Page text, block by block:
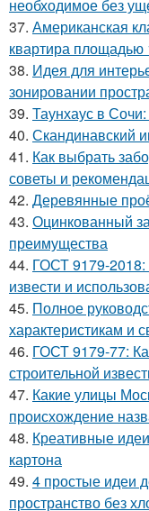
необходимое без
37. Американская
квартира площадью
38. Идея для
зонировании
39. Таунхаус в
40. Скандинавский
41. Как выбрать
советы и
42. Деревянные
43. Оцинкованный
преимущества
44. ГОСТ 9179-2018:
извести и
45. Полное
характеристикам и
46. ГОСТ 9179-77:
строительной
47. Какие улицы
происхождение
48. Креативные
картона
49. 4 простые идеи
пространство без